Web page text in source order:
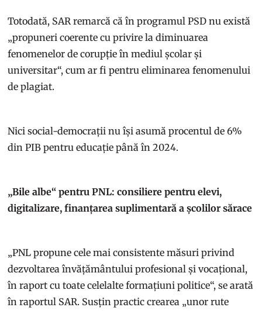
Totodată, SAR remarcă că în programul PSD nu există
„propuneri coerente cu privire la diminuarea
fenomenelor de corupție în mediul școlar și
universitar“, cum ar fi pentru eliminarea fenomenului
de plagiat.
Nici social-democrații nu își asumă procentul de 6%
din PIB pentru educație până în 2024.
„Bile albe“ pentru PNL: consiliere pentru elevi,
digitalizare, finanțarea suplimentară a școlilor sărace
„PNL propune cele mai consistente măsuri privind
dezvoltarea învățământului profesional și vocațional,
în raport cu toate celelalte formațiuni politice“, se arată
în raportul SAR. Susțin practic crearea „unor rute